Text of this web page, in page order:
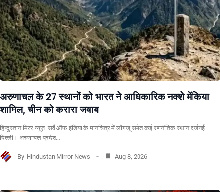
अरुणाचल के 27 स्थानों को भारत ने आधिकारिक नक्शे मेंकिया
शामिल, चीन को करारा जवाब
हिन्दुस्तान मिरर न्यूज़ :सर्वे ऑफ इंडिया के मानचित्र में लोंगजू समेत कई रणनीतिक स्थान दर्जनई
दिल्ली। अरुणाचल प्रदेश…
By Hindustan Mirror News Aug 8, 2026